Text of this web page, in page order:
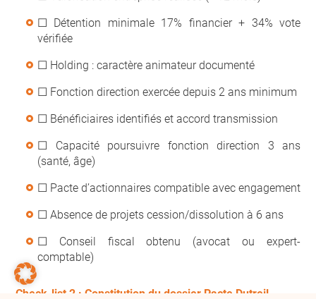
☐ Détention minimale 17% financier + 34% vote
vérifiée
☐ Holding : caractère animateur documenté
☐ Fonction direction exercée depuis 2 ans minimum
☐ Bénéficiaires identifiés et accord transmission
☐ Capacité poursuivre fonction direction 3 ans
(santé, âge)
☐ Pacte d’actionnaires compatible avec engagement
☐ Absence de projets cession/dissolution à 6 ans
☐ Conseil fiscal obtenu (avocat ou expert-
comptable)
Check-list 2 : Constitution du dossier Pacte Dutreil